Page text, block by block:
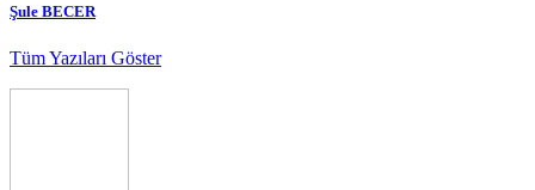
Şule BECER
Tüm Yazıları Göster